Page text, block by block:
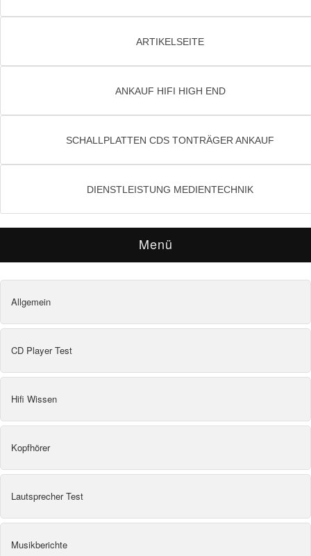
ARTIKELSEITE
ANKAUF HIFI HIGH END
SCHALLPLATTEN CDS TONTRÄGER ANKAUF
DIENSTLEISTUNG MEDIENTECHNIK
Menü
Allgemein
CD Player Test
Hifi Wissen
Kopfhörer
Lautsprecher Test
Musikberichte